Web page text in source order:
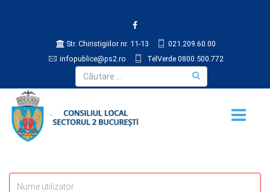
Str. Chiristigiilor nr. 11-13
021.209.60.00
infopublice@ps2.ro
TelVerde 0800.500.772